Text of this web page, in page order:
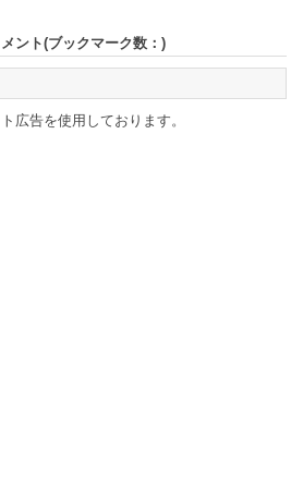
ント(ブックマーク数： )
広告を使用しております。